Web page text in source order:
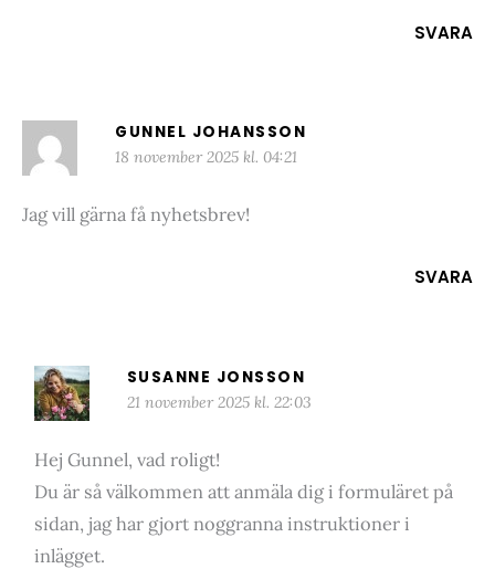
SVARA
GUNNEL JOHANSSON
18 november 2025 kl. 04:21
Jag vill gärna få nyhetsbrev!
SVARA
SUSANNE JONSSON
21 november 2025 kl. 22:03
Hej Gunnel, vad roligt!
Du är så välkommen att anmäla dig i formuläret på
sidan, jag har gjort noggranna instruktioner i
inlägget.